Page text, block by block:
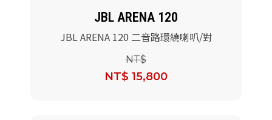
JBL ARENA 120
JBL ARENA 120 二音路環繞喇叭/對
NT$
NT$ 15,800